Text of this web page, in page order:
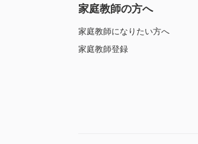
家庭教師の方へ
家庭教師になりたい方へ
家庭教師登録